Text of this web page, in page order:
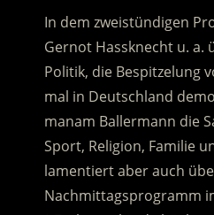
In dem zweistündigen
Gernot Hassknecht u. a.
Politik, die Bespitzelung
mal in Deutschland
manam Ballermann die
Sport, Religion, Familie
lamentiert aber auch
Nachmittagsprogramm